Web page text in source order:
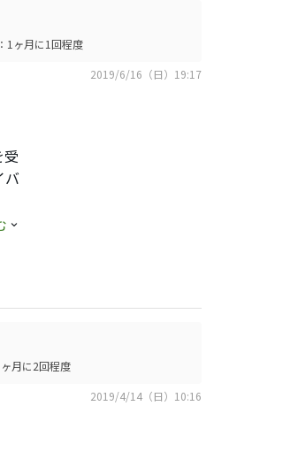
1ヶ月に1回程度
2019/6/16（日）19:17
バ
月に2回程度
2019/4/14（日）10:16